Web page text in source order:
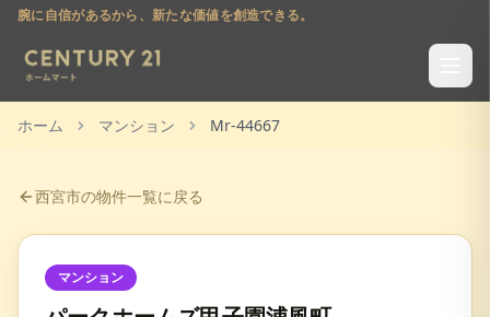
腕に自信があるから、新たな価値を創造できる。
ホーム マンション Mr-44667
西宮市の物件一覧に戻る
マンション